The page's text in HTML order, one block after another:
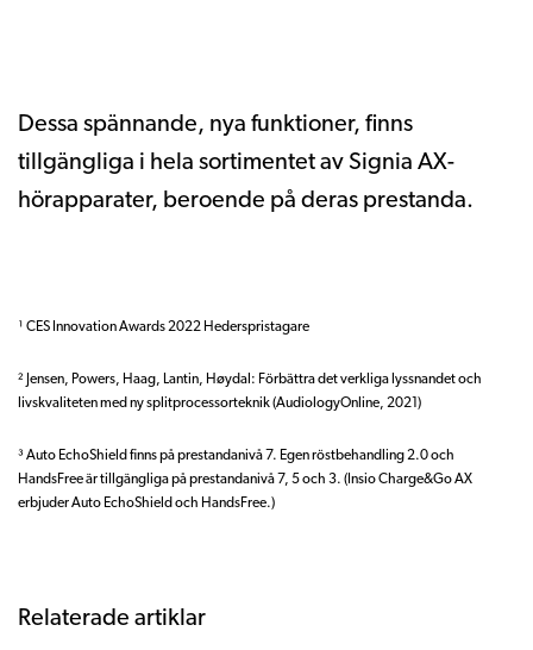
Dessa spännande, nya funktioner, finns
tillgängliga i hela sortimentet av Signia AX-
hörapparater, beroende på deras prestanda.
¹ CES Innovation Awards 2022 Hederspristagare
² Jensen, Powers, Haag, Lantin, Høydal: Förbättra det verkliga lyssnandet och
livskvaliteten med ny splitprocessorteknik (AudiologyOnline, 2021)
³ Auto EchoShield finns på prestandanivå 7. Egen röstbehandling 2.0 och
HandsFree är tillgängliga på prestandanivå 7, 5 och 3. (Insio Charge&Go AX
erbjuder Auto EchoShield och HandsFree.)
Relaterade artiklar